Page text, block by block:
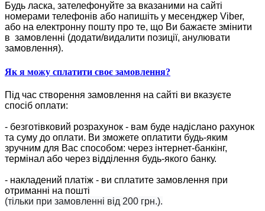
Будь ласка, зателефонуйте за вказаними на сайті
номерами телефонів або напишіть у месенджер Viber,
або на електронну пошту про те, що Ви бажаєте змінити
в замовленні (додати/видалити позиції, анулювати
замовлення).
Як я можу сплатити своє замовлення?
Під час створення замовлення на сайті ви вказуєте
спосіб оплати:
- безготівковий розрахунок - вам буде надіслано рахунок
та суму до оплати. Ви зможете оплатити будь-яким
зручним для Вас способом: через інтернет-банкінг,
термінал або через відділення будь-якого банку.
- накладений платіж - ви сплатите замовлення при
отриманні на пошті
(тільки при замовленні від 200 грн.).